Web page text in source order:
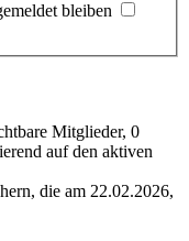
bleiben
Mitglieder, 0
auf den aktiven
die am 22.02.2026,